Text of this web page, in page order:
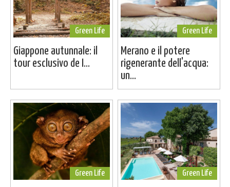
Green Life
Giappone autunnale: il
tour esclusivo de I...
Green Life
Merano e il potere
rigenerante dell'acqua:
un...
Green Life Green Life